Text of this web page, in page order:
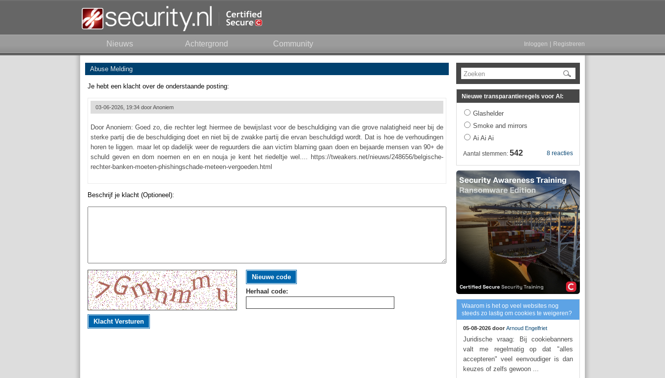
Nieuws Achtergrond Community Inloggen Registreren
Abuse Melding
Je hebt een klacht over de onderstaande posting:
03-06-2026, 19:34 doorAnoniem
Door Anoniem: Goed zo, die rechter legt hiermee de bewijslast voor de beschuldiging van die grove nalatigheid neer bij de
sterke partij die de beschuldiging doet en niet bij de zwakke partij die ervan beschuldigd wordt. Dat is hoe de verhoudingen
horen te liggen. maar let op dadelijk weer de reguurders die aan victim blaming gaan doen en bejaarde mensen van 90+ de
schuld geven en dom noemen en en en nouja je kent het riedeltje wel.... https://tweakers.net/nieuws/248656/belgische-
rechter-banken-moeten-phishingschade-meteen-vergoeden.html
Beschrijf je klacht (Optioneel):
Nieuwe code
Herhaal code:
Klacht Versturen
Zoeken
Nieuwe transparantieregels voor AI:
Glashelder
Smoke and mirrors
Ai Ai Ai
8 reacties
Aantal stemmen: 542
Waarom is het op veel websites nog
steeds zo lastig om cookies te weigeren?
05-08-2026 door Arnoud Engelfriet
Juridische vraag: Bij cookiebanners
valt me regelmatig op dat "alles
accepteren" veel eenvoudiger is dan
keuzes of zelfs gewoon ...